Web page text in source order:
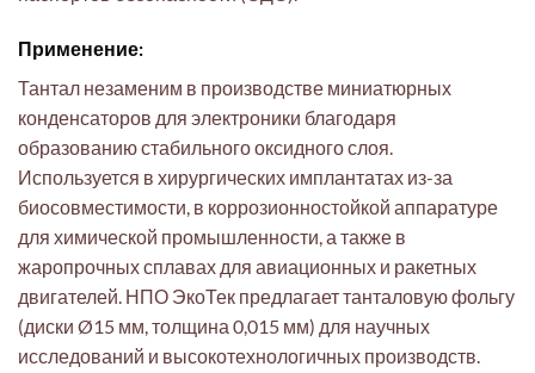
Применение:
Тантал незаменим в производстве миниатюрных
конденсаторов для электроники благодаря
образованию стабильного оксидного слоя.
Используется в хирургических имплантатах из-за
биосовместимости, в коррозионностойкой аппаратуре
для химической промышленности, а также в
жаропрочных сплавах для авиационных и ракетных
двигателей. НПО ЭкоТек предлагает танталовую фольгу
(диски Ø15 мм, толщина 0,015 мм) для научных
исследований и высокотехнологичных производств.